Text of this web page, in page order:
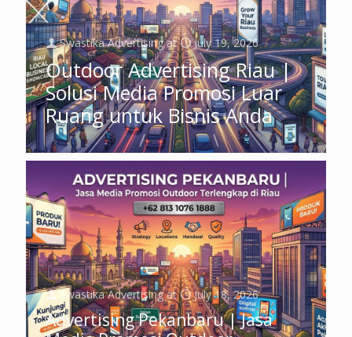
Swastika Advertising at July 19, 2026
Outdoor Advertising Riau |
Solusi Media Promosi Luar
Ruang untuk Bisnis Anda
Swastika Advertising at July 18, 2026
Advertising Pekanbaru | Jasa